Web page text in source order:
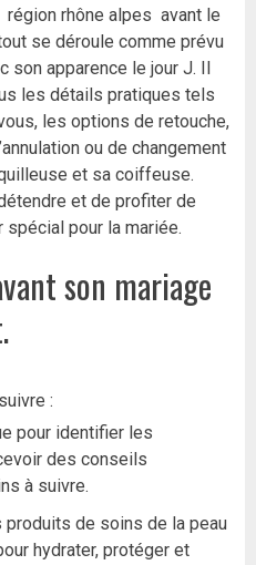
rhône alpes avant le
se déroule comme prévu
son apparence le jour J. Il
les détails pratiques tels
les options de retouche,
ou de changement
et sa coiffeuse.
et de profiter de
spécial pour la mariée.
son mariage
:
pour identifier les
des conseils
à suivre.
de soins de la peau
hydrater, protéger et